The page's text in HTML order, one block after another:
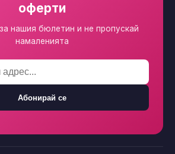
оферти
нашия бюлетин и не пропускай
намаленията
Абонирай се